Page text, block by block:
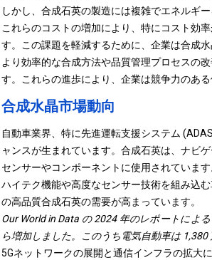
しかし、合成石英の製造には複雑でエネルギ
これらのコストの増加により、特にコスト効
す。この課題を軽減するために、企業は合成
より効率的な合成方法や品質管理プロセスの
す。これらの進歩により、企業は競争力のあ
合成水晶市場動向
自動車業界、特に先進運転支援システム
ャンスが生まれています。合成石英は、ナビ
センサーやコンポーネントに使用されています
ハイテク機能や高度なセンサー技術を組み込
の高品質合成石英の需要が高まっています。
Our World in Data の 2024 年のレポートによ
ら増加しました。このうち電気自動車は
5Gネットワ​​ークの展開と通信インフラの拡大